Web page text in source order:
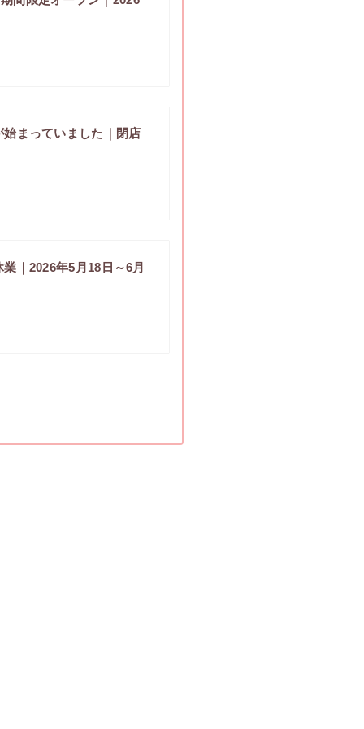
始まっていました｜閉店
｜2026年5月18日～6月